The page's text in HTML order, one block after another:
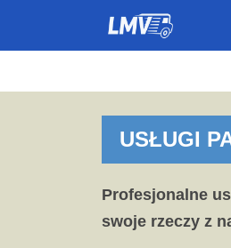
USŁUGI
Profesjonalne
swoje rzeczy z